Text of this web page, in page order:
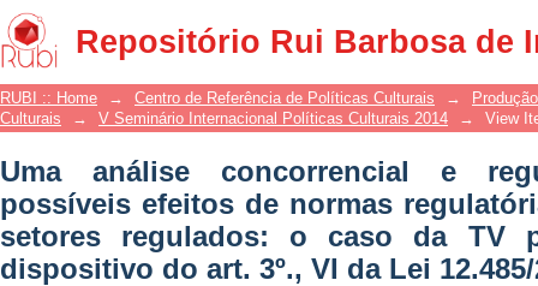
Repositório Rui Barbosa de
Uma análise concorrencial e
regulatórias incidentes sobre
dispositivo do art. 3º., VI da Lei 12.485/
RUBI :: Home → Centro de Referência de Políticas Culturais →
Culturais
→ V Seminário Internacional Políticas Culturais 2014 → View
Uma análise concorrencial e
possíveis efeitos de normas
setores regulados: o caso da TV
dispositivo do art. 3º., VI da Lei 12.485/